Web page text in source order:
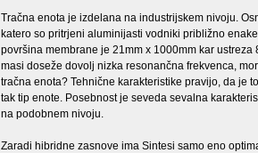
Tračna enota je izdelana na industrijskem nivoju.
katero so pritrjeni aluminijasti vodniki približno
površina membrane je 21mm x 1000mm kar
masi doseže dovolj nizka resonančna frekvenca,
tračna enota? Tehnične karakteristike pravijo, da je
tak tip enote. Posebnost je seveda sevalna
na podobnem nivoju.
Zaradi hibridne zasnove ima Sintesi samo eno